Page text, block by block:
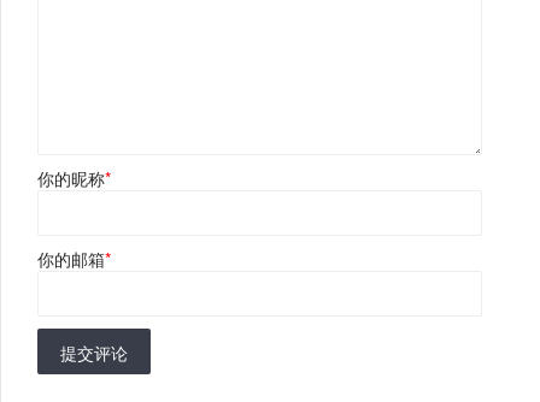
你的昵称*
你的邮箱*
提交评论